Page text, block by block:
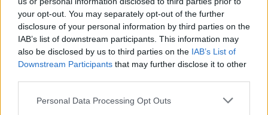
your opt-out. You may separately opt-out of the further
disclosure of your personal information by third parties on the
IAB’s list of downstream participants. This information may
also be disclosed by us to third parties on the IAB’s List of
Downstream Participants that may further disclose it to other
Please note that this website/app uses one or more Google
Personal Data Processing Opt Outs
@dazn_be😱 | Lommel SK take the advantage
into the second leg after a dramatic win! 3️⃣-2️⃣
#LOMDEN #lommel #dender #scenes
#comeback ♬ origineel geluid - DAZN Belgium
🇧🇪
Olvastad már?